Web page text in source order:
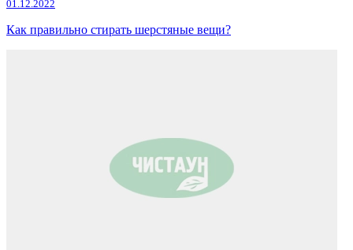
01.12.2022
Как правильно стирать шерстяные вещи?